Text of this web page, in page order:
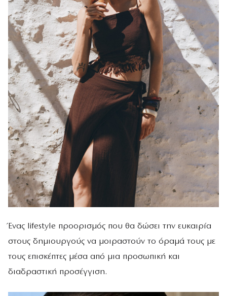
Ένας lifestyle προορισμός που θα δώσει την ευκαιρία
στους δημιουργούς να μοιραστούν το όραμά τους με
τους επισκέπτες μέσα από μια προσωπική και
διαδραστική προσέγγιση.